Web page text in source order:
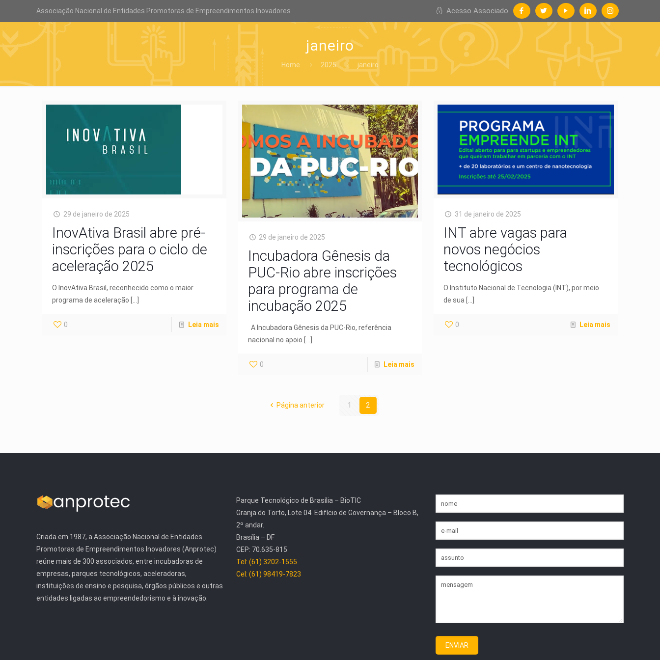
Associação Nacional de Entidades Promotoras de Empreendimentos Inovadores Acesso Associado
janeiro
Home 2025 janeiro
29 de janeiro de 2025
InovAtiva Brasil abre pré-
inscrições para o ciclo de
aceleração 2025
O InovAtiva Brasil, reconhecido como o maior
programa de aceleração
0 Leia mais
29 de janeiro de 2025
Incubadora Gênesis da
PUC-Rio abre inscrições
para programa de
incubação 2025
A Incubadora Gênesis da PUC-Rio, referência
nacional no apoio
0 Leia mais
31 de janeiro de 2025
INT abre vagas para
novos negócios
tecnológicos
O Instituto Nacional de Tecnologia (INT), por meio
de sua
0 Leia mais
Página anterior 1 2
Criada em 1987, a Associação Nacional de Entidades
Promotoras de Empreendimentos Inovadores (Anprotec)
reúne mais de 300 associados, entre incubadoras de
empresas, parques tecnológicos, aceleradoras,
instituições de ensino e pesquisa, órgãos públicos e outras
entidades ligadas ao empreendedorismo e à inovação.
Parque Tecnológico de Brasília – BioTIC
Granja do Torto, Lote 04. Edifício de Governança – Bloco B,
2º andar.
Brasília – DF
CEP: 70.635-815
Tel: (61) 3202-1555
Cel: (61) 98419-7823